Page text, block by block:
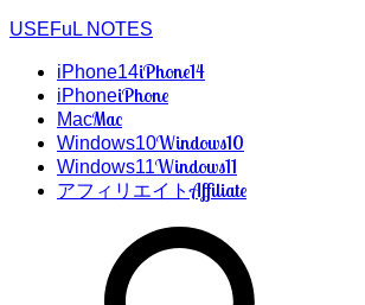
USEFuL NOTES
iPhone14iPhone14
iPhoneiPhone
MacMac
Windows10Windows10
Windows11Windows11
アフィリエイトAffiliate